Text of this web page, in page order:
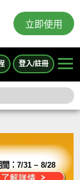
立即使用
登入/註冊
間：7/31 ~ 8/28